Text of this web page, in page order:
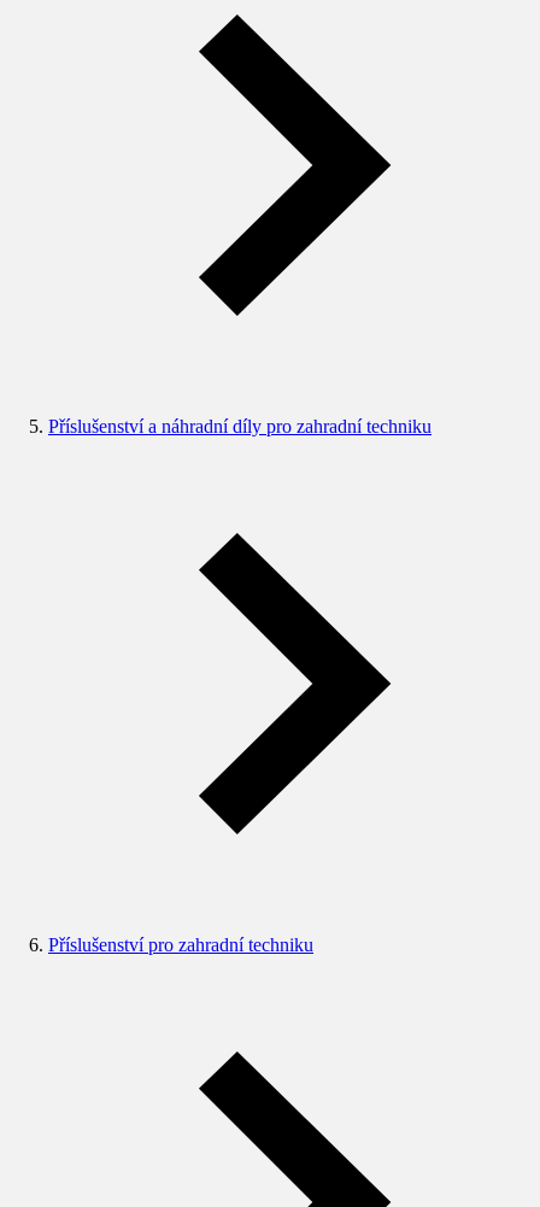
Příslušenství a náhradní díly pro zahradní techniku
Příslušenství pro zahradní techniku